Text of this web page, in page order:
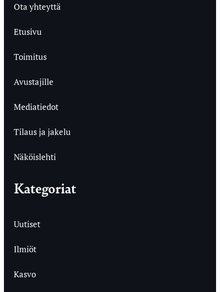
Ota yhteyttä
Etusivu
Toimitus
Avustajille
Mediatiedot
Tilaus ja jakelu
Näköislehti
Kategoriat
Uutiset
Ilmiöt
Kasvo